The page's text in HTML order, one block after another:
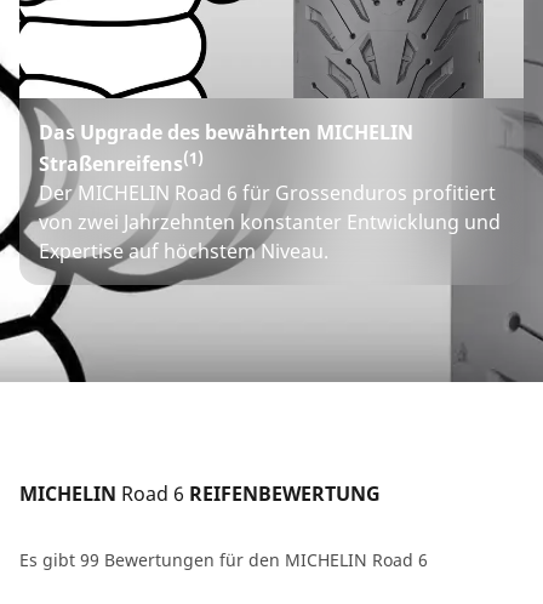
Das Upgrade des bewährten MICHELIN
Straßenreifens(1)
Der MICHELIN Road 6 für Grossenduros profitiert
von zwei Jahrzehnten konstanter Entwicklung und
Expertise auf höchstem Niveau.
MICHELIN Road 6 REIFENBEWERTUNG
Es gibt 99 Bewertungen für den MICHELIN Road 6